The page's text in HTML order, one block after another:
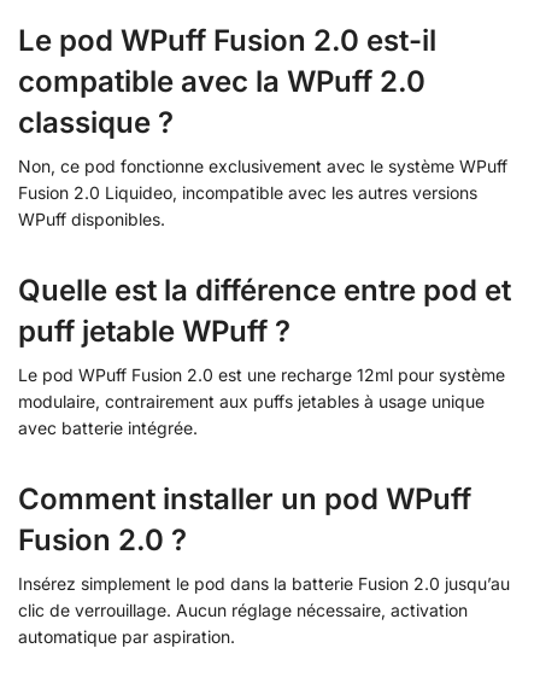
Le pod WPuff Fusion 2.0 est-il
compatible avec la WPuff 2.0
classique ?
Non, ce pod fonctionne exclusivement avec le système WPuff
Fusion 2.0 Liquideo, incompatible avec les autres versions
WPuff disponibles.
Quelle est la différence entre pod et
puff jetable WPuff ?
Le pod WPuff Fusion 2.0 est une recharge 12ml pour système
modulaire, contrairement aux puffs jetables à usage unique
avec batterie intégrée.
Comment installer un pod WPuff
Fusion 2.0 ?
Insérez simplement le pod dans la batterie Fusion 2.0 jusqu’au
clic de verrouillage. Aucun réglage nécessaire, activation
automatique par aspiration.